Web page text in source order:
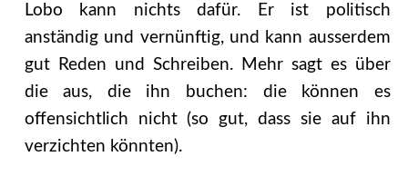
Lobo kann nichts dafür. Er ist politisch
anständig und vernünftig, und kann ausserdem
gut Reden und Schreiben. Mehr sagt es über
die aus, die ihn buchen: die können es
offensichtlich nicht (so gut, dass sie auf ihn
verzichten könnten).